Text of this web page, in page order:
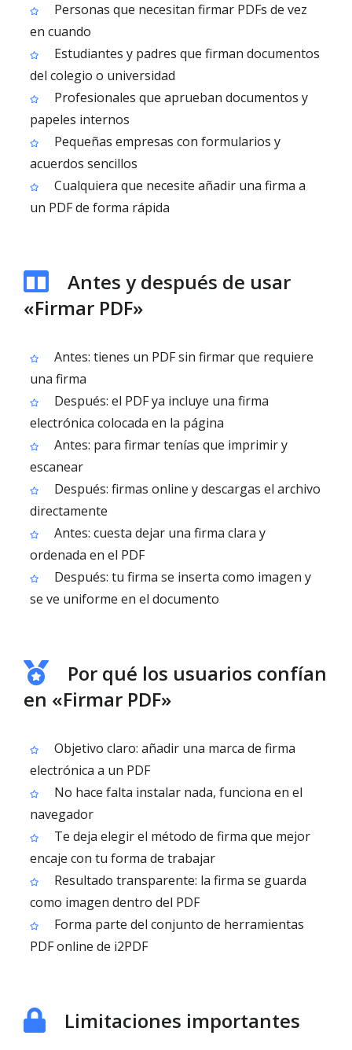
Personas que necesitan firmar PDFs de vez
en cuando
Estudiantes y padres que firman documentos
del colegio o universidad
Profesionales que aprueban documentos y
papeles internos
Pequeñas empresas con formularios y
acuerdos sencillos
Cualquiera que necesite añadir una firma a
un PDF de forma rápida
Antes y después de usar
«Firmar PDF»
Antes: tienes un PDF sin firmar que requiere
una firma
Después: el PDF ya incluye una firma
electrónica colocada en la página
Antes: para firmar tenías que imprimir y
escanear
Después: firmas online y descargas el archivo
directamente
Antes: cuesta dejar una firma clara y
ordenada en el PDF
Después: tu firma se inserta como imagen y
se ve uniforme en el documento
Por qué los usuarios confían
en «Firmar PDF»
Objetivo claro: añadir una marca de firma
electrónica a un PDF
No hace falta instalar nada, funciona en el
navegador
Te deja elegir el método de firma que mejor
encaje con tu forma de trabajar
Resultado transparente: la firma se guarda
como imagen dentro del PDF
Forma parte del conjunto de herramientas
PDF online de i2PDF
Limitaciones importantes